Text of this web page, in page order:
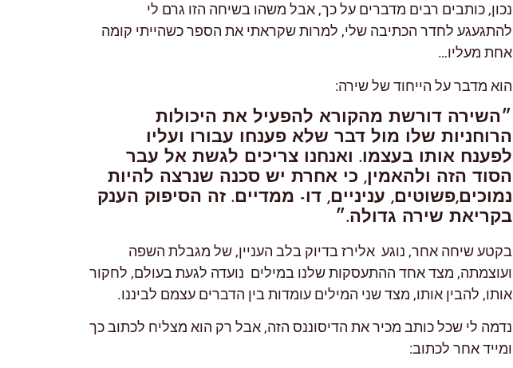
נכון, כותבים רבים מדברים על כך, אבל משהו בשיחה הזו גרם לי
להתגעגע לחדר הכתיבה שלי, למרות שקראתי את הספר כשהייתי קומה
אחת מעליו…
הוא מדבר על הייחוד של שירה:
״השירה דורשת מהקורא להפעיל את היכולות
הרוחניות שלו מול דבר שלא פענחו עבורו ועליו
לפענח אותו בעצמו. ואנחנו צריכים לגשת אל עבר
הסוד הזה ולהאמין, כי אחרת יש סכנה שנרצה להיות
נמוכים,פשוטים, עניניים, דו- ממדיים. זה הסיפוק הענק
בקריאת שירה גדולה.״
בקטע שיחה אחר, נוגע אלירז בדיוק בלב העניין, של מגבלת השפה
ועוצמתה, מצד אחד ההתעסקות שלנו במילים נועדה לגעת בעולם, לחקור
אותו, להבין אותו, מצד שני המילים עומדות בין הדברים עצמם לביננו.
נדמה לי שכל כותב מכיר את הדיסוננס הזה, אבל רק הוא מצליח לכתוב כך
ומייד אחר לכתוב: